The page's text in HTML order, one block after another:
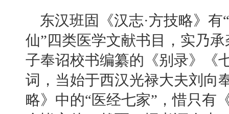
东汉班固《汉志·方技略》
仙”四类医学文献书目，实乃
子奉诏校书编纂的《别录》《
词，当始于西汉光禄大夫刘向
略》中的“医经七家”，惜只有